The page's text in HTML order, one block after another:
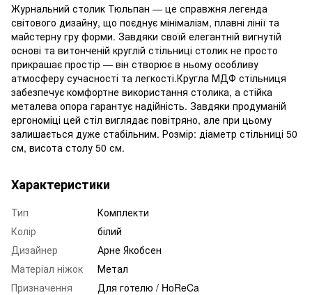
Журнальний столик Тюльпан — це справжня легенда
світового дизайну, що поєднує мінімалізм, плавні лінії та
майстерну гру форми. Завдяки своїй елегантній вигнутій
основі та витонченій круглій стільниці столик не просто
прикрашає простір — він створює в ньому особливу
атмосферу сучасності та легкості.Кругла МДФ стільниця
забезпечує комфортне використання столика, а стійка
металева опора гарантує надійність. Завдяки продуманій
ергономіці цей стіл виглядає повітряно, але при цьому
залишається дуже стабільним. Розмір: діаметр стільниці 50
см, висота столу 50 см.
Характеристики
Тип
Комплекти
Колір
білий
Дизайнер
Арне Якобсен
Матеріал ніжок
Метал
Призначення
Для готелю / HoReCa